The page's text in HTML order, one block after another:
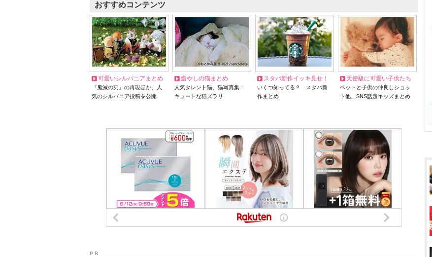
おすすめコンテンツ
可愛いシルバニアまとめ
『鬼滅の刃』の再現ほか、人
気のシルバニア投稿を公開
癒やしの猫まとめ
人気タレント猫、猫写真集…
キュートな猫ズラリ
スタバ新作イッキ見せ！
いくつ知ってる？ スタバ新
作まとめ
天使級に可愛い子供たち
ペットと子供の仲良しショッ
ト他、SNS話題キッズまとめ
P R